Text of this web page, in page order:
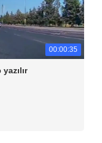
00:00:35